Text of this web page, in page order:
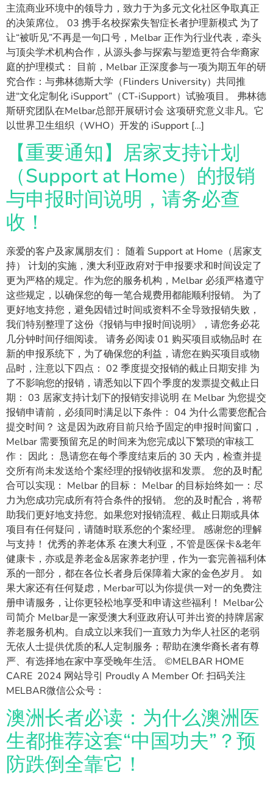
主流商业环境中的领导力，致力于为多元文化社区争取真正
的决策席位。 03 携手名校探索失智症长者护理新模式 为了
让“被听见”不再是一句口号，Melbar 正作为行业代表，牵头
与顶尖学术机构合作，从源头参与探索与塑造更符合华裔家
庭的护理模式： 目前，Melbar 正深度参与一项为期五年的研
究合作：与弗林德斯大学（Flinders University）共同推
进“文化定制化 iSupport”（CT-iSupport）试验项目。 弗林德
斯研究团队在Melbar总部开展研讨会 这项研究意义非凡。它
以世界卫生组织（WHO）开发的 iSupport […]
【重要通知】居家支持计划
（Support at Home）的报销
与申报时间说明，请务必查
收！
亲爱的客户及家属朋友们： 随着 Support at Home（居家支
持） 计划的实施，澳大利亚政府对于申报要求和时间设定了
更为严格的规定。作为您的服务机构，Melbar 必须严格遵守
这些规定，以确保您的每一笔合规费用都能顺利报销。 为了
更好地支持您，避免因错过时间或资料不全导致报销失败，
我们特别整理了这份《报销与申报时间说明》，请您务必花
几分钟时间仔细阅读。 请务必阅读 01 购买项目或物品时 在
新的申报系统下，为了确保您的利益，请您在购买项目或物
品时，注意以下四点： 02 季度提交报销的截止日期安排 为
了不影响您的报销，请悉知以下四个季度的发票提交截止日
期： 03 居家支持计划下的报销安排说明 在 Melbar 为您提交
报销申请前，必须同时满足以下条件： 04 为什么需要您配合
提交时间？ 这是因为政府目前只给予固定的申报时间窗口，
Melbar 需要预留充足的时间来为您完成以下繁琐的审核工
作： 因此： 恳请您在每个季度结束后的 30 天内，检查并提
交所有尚未发送给个案经理的报销收据和发票。 您的及时配
合可以实现： Melbar 的目标： Melbar 的目标始终如一：尽
力为您成功完成所有符合条件的报销。 您的及时配合，将帮
助我们更好地支持您。如果您对报销流程、截止日期或具体
项目有任何疑问，请随时联系您的个案经理。 感谢您的理解
与支持！ 优秀的养老体系 在澳大利亚，不管是医保卡&老年
健康卡，亦或是养老金&居家养老护理，作为一套完善福利体
系的一部分，都在各位长者身后保障着大家的金色岁月。 如
果大家还有任何疑虑，Merbar可以为你提供一对一的免费注
册申请服务，让你更轻松地享受和申请这些福利！ Melbar公
司简介 Melbar是一家受澳大利亚政府认可并出资的持牌居家
养老服务机构。自成立以来我们一直致力为华人社区的老弱
无依人士提供优质的私人定制服务；帮助在澳华裔长者有尊
严、有选择地在家中享受晚年生活。 ©MELBAR HOME
CARE 2024 网站导引 Proudly A Member Of: 扫码关注
MELBAR微信公众号：
澳洲长者必读：为什么澳洲医
生都推荐这套“中国功夫”？预
防跌倒全靠它！